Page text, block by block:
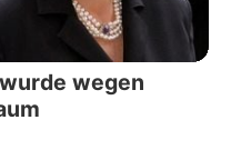
wegen